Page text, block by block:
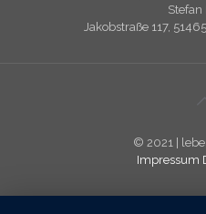
Stefan
Jakobstraße 117, 51465
© 2021 |
Impressum